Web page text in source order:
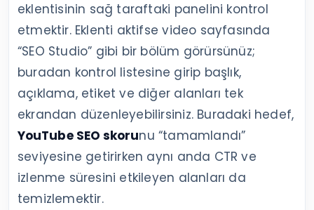
eklentisinin sağ taraftaki panelini kontrol
etmektir. Eklenti aktifse video sayfasında
“SEO Studio” gibi bir bölüm görürsünüz;
buradan kontrol listesine girip başlık,
açıklama, etiket ve diğer alanları tek
ekrandan düzenleyebilirsiniz. Buradaki hedef,
YouTube SEO skorunu “tamamlandı”
seviyesine getirirken aynı anda CTR ve
izlenme süresini etkileyen alanları da
temizlemektir.